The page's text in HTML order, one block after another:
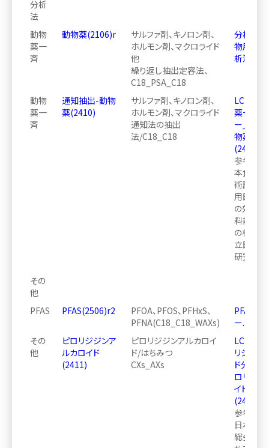
分析
法
動物
薬一
斉
動物薬(2106)r
サルファ剤、キノロン剤、
ホルモン剤、マクロライド
他
繰り返し抽出定容法、
C18_PSA_C18
分析方
物用医
析法
動物
薬一
斉
通知抽出-動物
薬(2410)
サルファ剤、キノロン剤、
ホルモン剤、マクロライド
通知法の抽出
法/C18_C18
薬一斉
ー_通知
物薬
参考：
本食品
術講演会
用医薬
の効率
料前処
の検討』
立医薬
研究所）
その
他
PFAS
PFAS(2506)r2
PFOA、PFOS、PFHxS、
PFNA(C18_C18_WAXs)
ー.pdf
その
他
ピロリジジンア
ルカロイド
(2411)
ピロリジジンアルカロイ
ド/はちみつ
CXs_AXs
リジジン
ド分析
ロリジジ
イド
参考文
日本食
総会・学